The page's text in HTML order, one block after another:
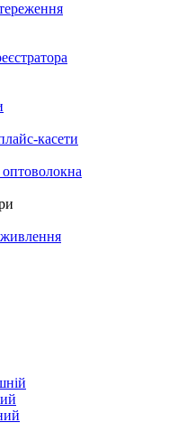
касети
живлення